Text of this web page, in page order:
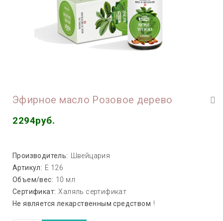
Эфирное масло Розовое дерево
2294руб.
Производитель:
Швейцария
Артикул: Е 126
Объем/вес: 10 мл
Сертификат: Халяль сертификат
Не является лекарственным средством !